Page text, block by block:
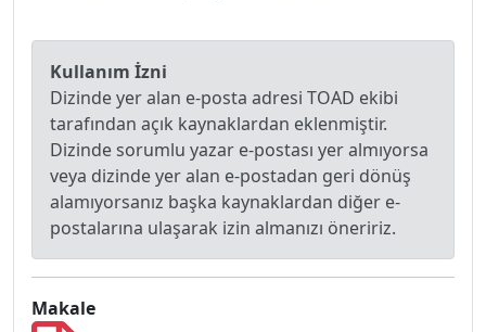
Kullanım İzni
Dizinde yer alan e-posta adresi TOAD ekibi
tarafından açık kaynaklardan eklenmiştir.
Dizinde sorumlu yazar e-postası yer almıyorsa
veya dizinde yer alan e-postadan geri dönüş
alamıyorsanız başka kaynaklardan diğer e-
postalarına ulaşarak izin almanızı öneririz.
Makale